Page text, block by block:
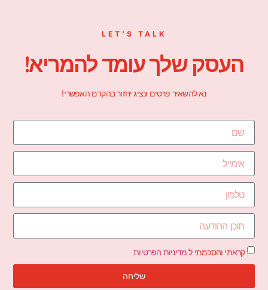
LET’S TALK
העסק שלך עומד להמריא!
נא להשאיר פרטים ונציג יחזור בהקדם האפשרי!
קראתי והסכמתי למדיניות הפרטיות
שליחה